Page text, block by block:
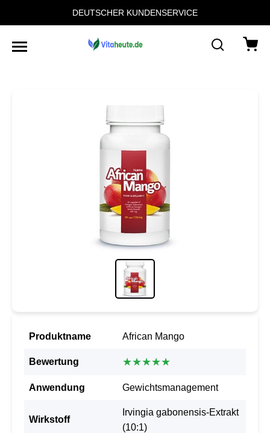
DEUTSCHER KUNDENSERVICE
Produktname African Mango
Bewertung ★★★★★
Anwendung Gewichtsmanagement
Wirkstoff
Irvingia gabonensis-Extrakt
(10:1)